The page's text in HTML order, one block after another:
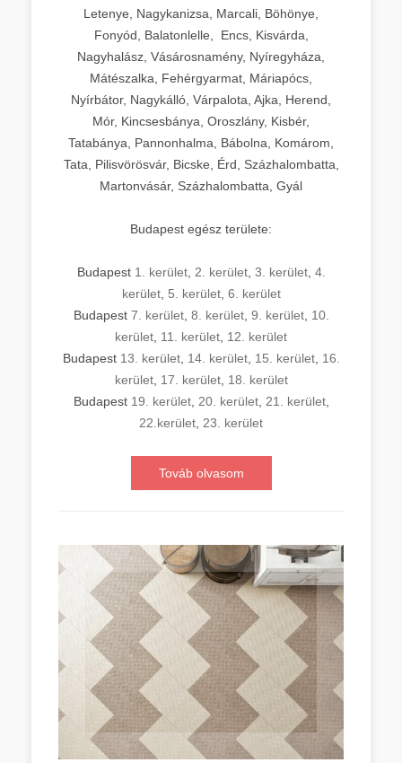
Letenye, Nagykanizsa, Marcali, Böhönye,
Fonyód, Balatonlelle, Encs, Kisvárda,
Nagyhalász, Vásárosnamény, Nyíregyháza,
Mátészalka, Fehérgyarmat, Máriapócs,
Nyírbátor, Nagykálló, Várpalota, Ajka, Herend,
Mór, Kincsesbánya, Oroszlány, Kisbér,
Tatabánya, Pannonhalma, Bábolna, Komárom,
Tata, Pilisvörösvár, Bicske, Érd, Százhalombatta,
Martonvásár, Százhalombatta, Gyál
Budapest egész területe:
Budapest 1. kerület, 2. kerület, 3. kerület, 4.
kerület, 5. kerület, 6. kerület
Budapest 7. kerület, 8. kerület, 9. kerület, 10.
kerület 11. kerület 12. kerület
Budapest 13. kerület, 14. kerület, 15. kerület, 16.
kerület, 17. kerület, 18. kerület
Budapest 19. kerület, 20. kerület, 21. kerület,
22.kerület 23. kerület
Továb olvasom